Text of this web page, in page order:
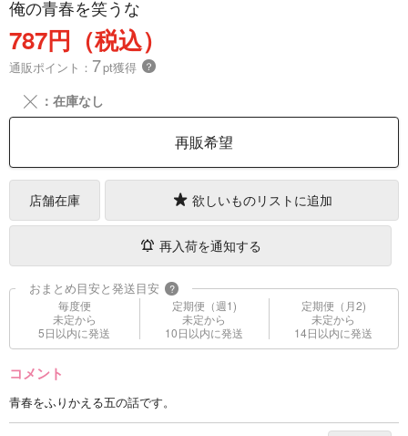
俺の青春を笑うな
787円（税込）
通販ポイント： 7pt獲得 ？
╳ ：在庫なし
再販希望
店舗在庫 欲しいものリストに追加
再入荷を通知する
おまとめ目安と発送目安 ?
毎度便
未定から
5日以内に発送
定期便（週1)
未定から
10日以内に発送
定期便（月2)
未定から
14日以内に発送
コメント
青春をふりかえる五の話です。